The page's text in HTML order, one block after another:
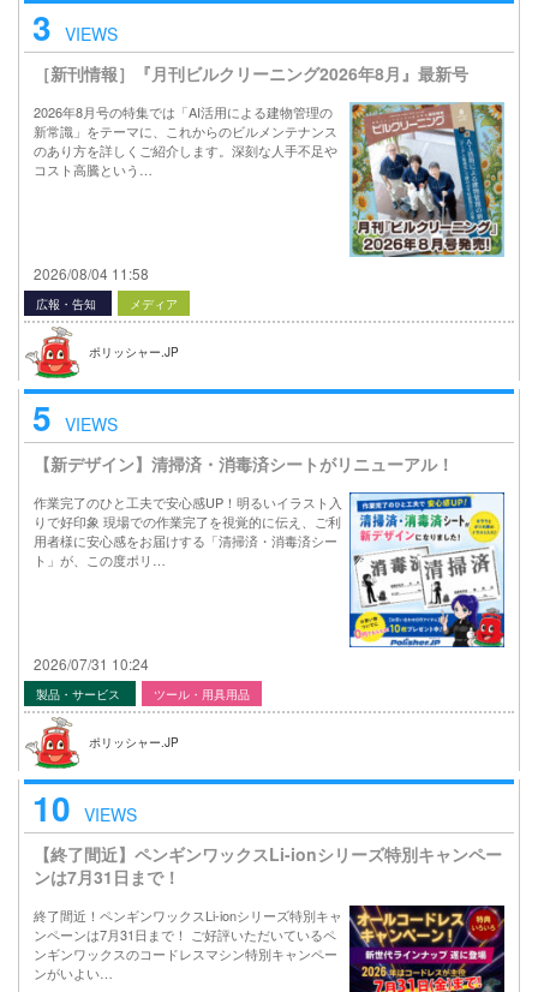
3 VIEWS
［新刊情報］『月刊ビルクリーニング2026年8月』最新号
2026年8月号の特集では「AI活用による建物管理の
新常識」をテーマに、これからのビルメンテナンス
のあり方を詳しくご紹介します。深刻な人手不足や
コスト高騰という…
2026/08/04 11:58
広報・告知 メディア
ポリッシャー.JP
5 VIEWS
【新デザイン】清掃済・消毒済シートがリニューアル！
作業完了のひと工夫で安心感UP！明るいイラスト入
りで好印象 現場での作業完了を視覚的に伝え、ご利
用者様に安心感をお届けする「清掃済・消毒済シー
ト」が、この度ポリ…
2026/07/31 10:24
製品・サービス ツール・用具用品
ポリッシャー.JP
10 VIEWS
【終了間近】ペンギンワックスLi-ionシリーズ特別キャンペー
ンは7月31日まで！
終了間近！ペンギンワックスLi-ionシリーズ特別キャ
ンペーンは7月31日まで！ ご好評いただいているペ
ンギンワックスのコードレスマシン特別キャンペー
ンがいよい…